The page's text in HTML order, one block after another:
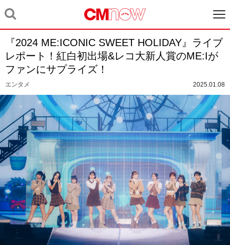
『2024 ME:ICONIC SWEET HOLIDAY』ライブ
レポート！紅白初出場&レコ大新人賞のME:Iが
ファンにサプライズ！
エンタメ 2025.01.08